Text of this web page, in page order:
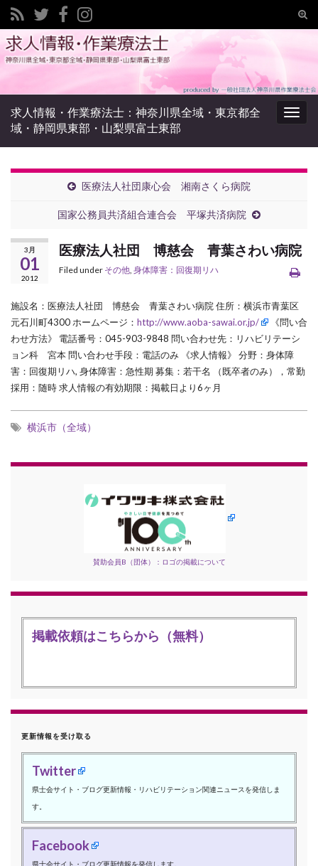
Search for:
求人情報・作業療法士：神奈川県全域・東京都全
域・静岡県東部・山梨県富士東部
医療法人社団康心会 湘南さくら病院
国家公務員共済組合連合会 平塚共済病院
3月
01
2012
医療法人社団 博慈会 青葉さわい病院
Filed under その他, 身体障害：回復期リハ
施設名：医療法人社団 博慈会 青葉さわい病院 住所：横浜市青葉区
元石川町4300 ホームページ： http://www.aoba-sawai.or.jp/
《問い合
わせ方法》 電話番号：045-903-9848 問い合わせ先：リハビリテーシ
ョン科 宮本 問い合わせ手段：電話のみ 《求人情報》 分野：身体障
害：回復期リハ, 身体障害：急性期 募集：若干名 （既卒者のみ），常勤
採用：随時 求人情報の有効期限：掲載日より6ヶ月
横浜市（全域）
賛助会員B（団体）：ロゴの掲載について
掲載依頼はこちらから（無料）
更新情報を受け取る
Twitter
県士会サイト・ブログ更新情報・リハビリテーション関連ニュースを発信しま
す。
Facebook
県士会サイト・ブログ更新情報を発信します。